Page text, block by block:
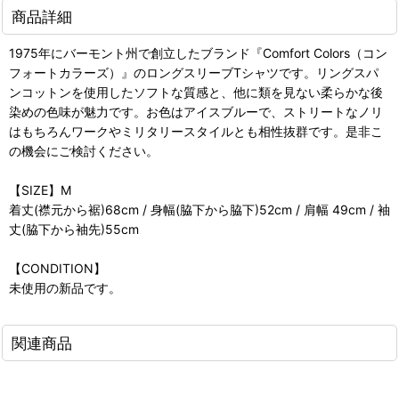
商品詳細
1975年にバーモント州で創立したブランド『Comfort Colors（コン
フォートカラーズ）』のロングスリーブTシャツです。リングスパ
ンコットンを使用したソフトな質感と、他に類を見ない柔らかな後
染めの色味が魅力です。お色はアイスブルーで、ストリートなノリ
はもちろんワークやミリタリースタイルとも相性抜群です。是非こ
の機会にご検討ください。
【SIZE】M
着丈(襟元から裾)68cm / 身幅(脇下から脇下)52cm / 肩幅 49cm / 袖
丈(脇下から袖先)55cm
【CONDITION】
未使用の新品です。
関連商品